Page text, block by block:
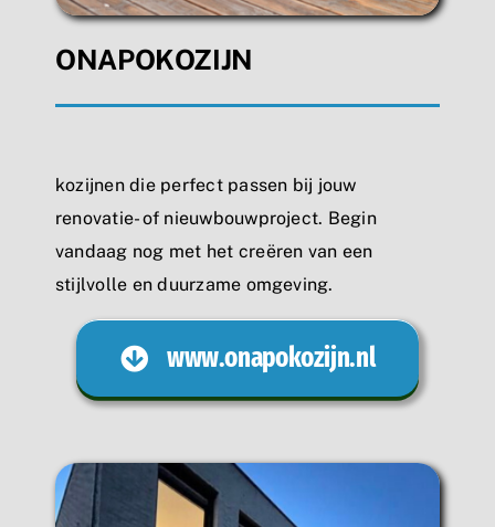
ONAPOKOZIJN
kozijnen die perfect passen bij jouw
renovatie- of nieuwbouwproject. Begin
vandaag nog met het creëren van een
stijlvolle en duurzame omgeving.
www.onapokozijn.nl